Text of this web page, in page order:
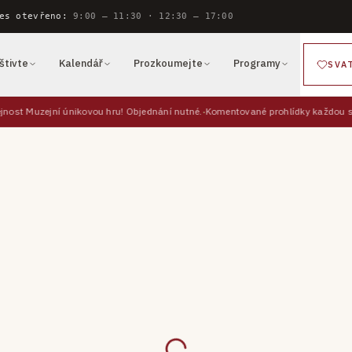
otevřeno: 9:00 — 11:30 · 12:30 — 17:00
Kalendář Prozkoumejte Programy
Muzejní únikovou hru! Objednání nutné. Komentované prohlídky každou